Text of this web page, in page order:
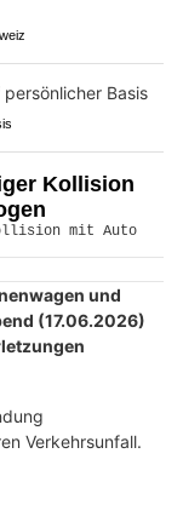
Kollision
und
(17.06.2026)
Verkehrsunfall.